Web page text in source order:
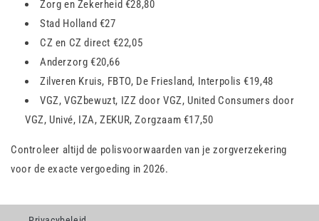
Zorg en Zekerheid €28,80
Stad Holland €27
CZ en CZ direct €22,05
Anderzorg €20,66
Zilveren Kruis, FBTO, De Friesland, Interpolis €19,48
VGZ, VGZbewuzt, IZZ door VGZ, United Consumers door
VGZ, Univé, IZA, ZEKUR, Zorgzaam €17,50
Controleer altijd de polisvoorwaarden van je zorgverzekering
voor de exacte vergoeding in 2026.